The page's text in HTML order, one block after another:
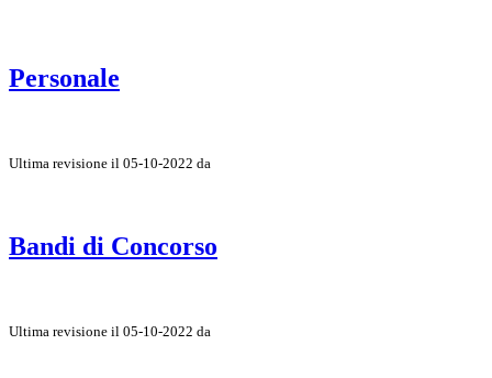
Personale
Ultima revisione il 05-10-2022 da
Bandi di Concorso
Ultima revisione il 05-10-2022 da